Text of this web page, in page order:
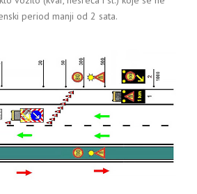
period manji od 2 sata.